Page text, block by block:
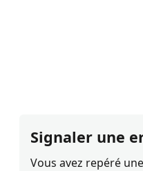
Signaler une
Vous avez repéré